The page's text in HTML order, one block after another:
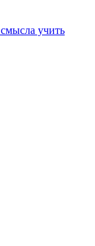
учить